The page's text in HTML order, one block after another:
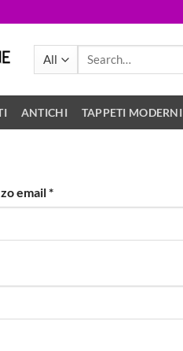
Search
ANTICHI TAPPETI MODERNI
email*Richiesto